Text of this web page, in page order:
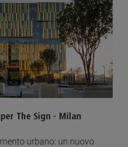
The Sign - Milan
urbano: un nuovo